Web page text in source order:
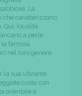
La
che caratterizzano
Qui, località
a perle
famosa
nel loro genere.
la sua vibrante
coste con
orientale è